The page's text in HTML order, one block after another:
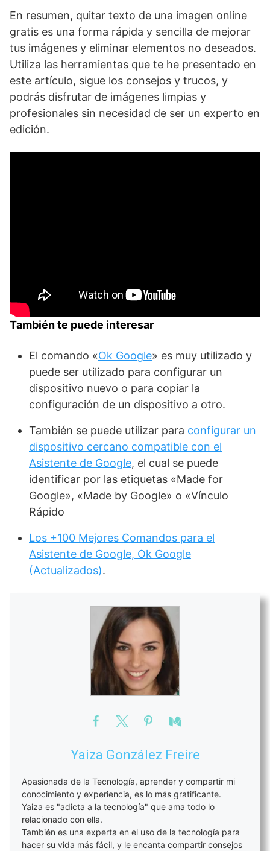
En resumen, quitar texto de una imagen online
gratis es una forma rápida y sencilla de mejorar
tus imágenes y eliminar elementos no deseados.
Utiliza las herramientas que te he presentado en
este artículo, sigue los consejos y trucos, y
podrás disfrutar de imágenes limpias y
profesionales sin necesidad de ser un experto en
edición.
También te puede interesar
El comando «Ok Google» es muy utilizado y
puede ser utilizado para configurar un
dispositivo nuevo o para copiar la
configuración de un dispositivo a otro.
También se puede utilizar para configurar un
dispositivo cercano compatible con el
Asistente de Google, el cual se puede
identificar por las etiquetas «Made for
Google», «Made by Google» o «Vínculo
Rápido
Los +100 Mejores Comandos para el
Asistente de Google, Ok Google
(Actualizados).
Yaiza González Freire
Apasionada de la Tecnología, aprender y compartir mi
conocimiento y experiencia, es lo más gratificante.
Yaiza es "adicta a la tecnología" que ama todo lo
relacionado con ella.
También es una experta en el uso de la tecnología para
hacer su vida más fácil, y le encanta compartir consejos